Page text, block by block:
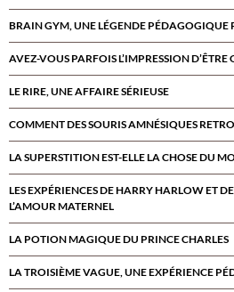
BRAIN GYM, UNE LÉGENDE PÉDAGOGIQUE
AVEZ-VOUS PARFOIS L’IMPRESSION D’ÊTRE
LE RIRE, UNE AFFAIRE SÉRIEUSE
COMMENT DES SOURIS AMNÉSIQUES
LA SUPERSTITION EST-ELLE LA CHOSE DU
LES EXPÉRIENCES DE HARRY HARLOW ET
L’AMOUR MATERNEL
LA POTION MAGIQUE DU PRINCE CHARLES
LA TROISIÈME VAGUE, UNE EXPÉRIENCE